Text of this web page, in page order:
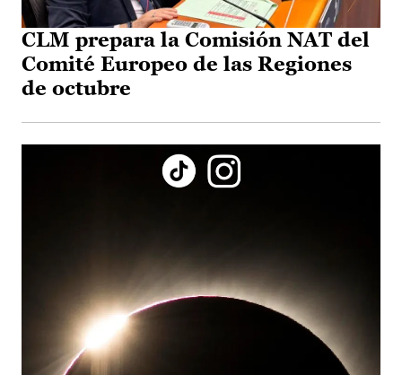
CLM prepara la Comisión NAT del
Comité Europeo de las Regiones
de octubre